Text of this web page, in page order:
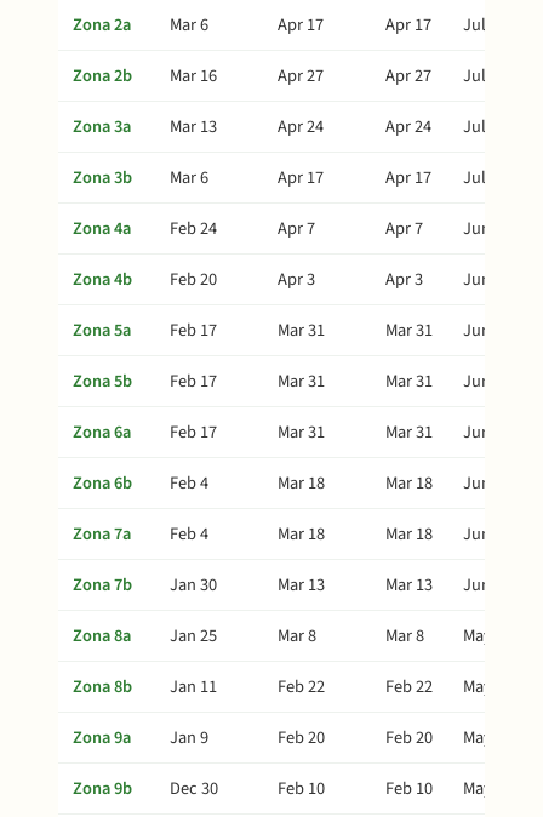
Zona 2a
Mar 6 Apr 17 Apr 17
Jul 6
Zona 2b
Mar 16 Apr 27 Apr 27
Jul 16
Zona 3a
Mar 13 Apr 24 Apr 24
Jul 13
Zona 3b
Mar 6 Apr 17 Apr 17
Jul 6
Zona 4a
Feb 24 Apr 7 Apr 7
Jun 26
Zona 4b
Feb 20 Apr 3 Apr 3
Jun 22
Zona 5a
Feb 17 Mar 31 Mar 31
Jun 19
Zona 5b
Feb 17 Mar 31 Mar 31
Jun 19
Zona 6a
Feb 17 Mar 31 Mar 31
Jun 19
Zona 6b
Feb 4 Mar 18 Mar 18
Jun 6
Zona 7a
Feb 4 Mar 18 Mar 18
Jun 6
Zona 7b
Jan 30 Mar 13 Mar 13
Jun 1
Zona 8a
Jan 25 Mar 8 Mar 8
May 27
Zona 8b
Jan 11 Feb 22 Feb 22
May 13
Zona 9a
Jan 9 Feb 20 Feb 20
May 11
Zona 9b
Dec 30 Feb 10 Feb 10 May 1